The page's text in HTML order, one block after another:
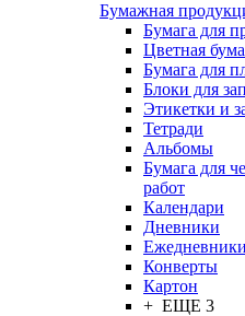
Бумажная
Бумага для
Цветная
Бумага для
Блоки для
Этикетки и
Тетради
Альбомы
Бумага для
работ
Календари
Дневники
Ежедневники
Конверты
Картон
+ ЕЩЕ 3